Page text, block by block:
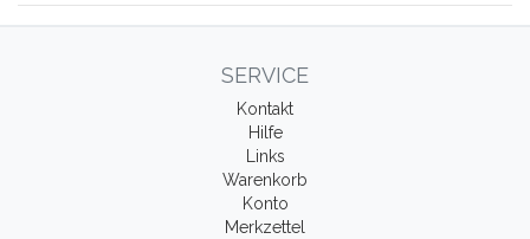
SERVICE
Kontakt
Hilfe
Links
Warenkorb
Konto
Merkzettel